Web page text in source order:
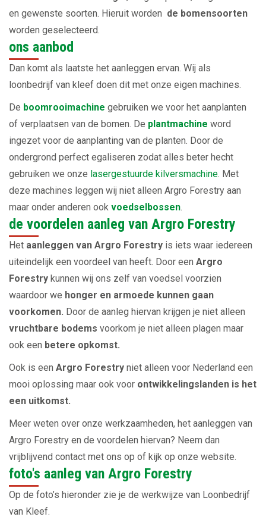
en gewenste soorten. Hieruit worden de bomensoorten
worden geselecteerd.
ons aanbod
Dan komt als laatste het aanleggen ervan. Wij als
loonbedrijf van kleef doen dit met onze eigen machines.
De boomrooimachine gebruiken we voor het aanplanten
of verplaatsen van de bomen. De plantmachine word
ingezet voor de aanplanting van de planten. Door de
ondergrond perfect egaliseren zodat alles beter hecht
gebruiken we onze lasergestuurde kilversmachine. Met
deze machines leggen wij niet alleen Argro Forestry aan
maar onder anderen ook voedselbossen.
de voordelen aanleg van Argro Forestry
Het aanleggen van Argro Forestry is iets waar iedereen
uiteindelijk een voordeel van heeft. Door een Argro
Forestry kunnen wij ons zelf van voedsel voorzien
waardoor we honger en armoede kunnen gaan
voorkomen. Door de aanleg hiervan krijgen je niet alleen
vruchtbare bodems voorkom je niet alleen plagen maar
ook een betere opkomst.
Ook is een Argro Forestry niet alleen voor Nederland een
mooi oplossing maar ook voor ontwikkelingslanden is het
een uitkomst.
Meer weten over onze werkzaamheden, het aanleggen van
Argro Forestry en de voordelen hiervan? Neem dan
vrijblijvend contact met ons op of kijk op onze website.
foto's aanleg van Argro Forestry
Op de foto’s hieronder zie je de werkwijze van Loonbedrijf
van Kleef.